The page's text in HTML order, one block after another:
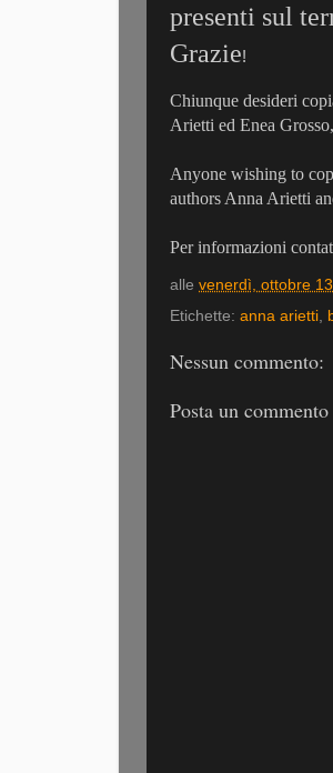
presenti sul
Grazie!
Chiunque desideri
Arietti ed Enea
Anyone wishing to
authors Anna Arietti
Per informazioni
alle venerdì, ottobre
Etichette: anna arietti
Nessun commento:
Posta un commento